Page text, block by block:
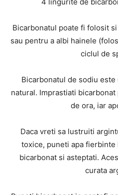
Bicarbonatul poate fi folosit
sau pentru a albi hainele
ciclul de
Bicarbonatul de sodiu
natural. Imprastiati
de ora, iar
Daca vreti sa lustruiti
toxice, puneti apa
bicarbonat si asteptati.
curata